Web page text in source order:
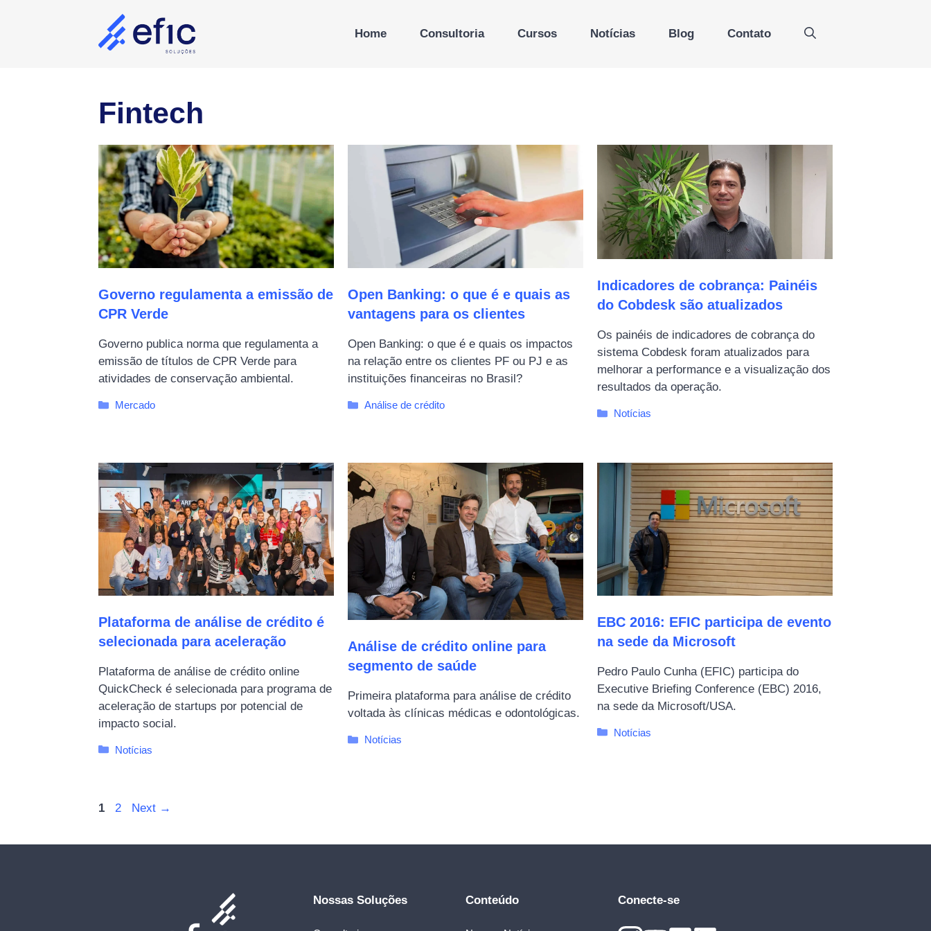
Home Consultoria Cursos Notícias Blog Contato
Fintech
Governo regulamenta a emissão de
CPR Verde
Governo publica norma que regulamenta a
emissão de títulos de CPR Verde para
atividades de conservação ambiental.
Categorias
Mercado
Open Banking: o que é e quais as
vantagens para os clientes
Open Banking: o que é e quais os impactos
na relação entre os clientes PF ou PJ e as
instituições financeiras no Brasil?
Categorias
Análise de crédito
Indicadores de cobrança: Painéis
do Cobdesk são atualizados
Os painéis de indicadores de cobrança do
sistema Cobdesk foram atualizados para
melhorar a performance e a visualização dos
resultados da operação.
Categorias
Notícias
Plataforma de análise de crédito é
selecionada para aceleração
Plataforma de análise de crédito online
QuickCheck é selecionada para programa de
aceleração de startups por potencial de
impacto social.
Categorias
Notícias
Análise de crédito online para
segmento de saúde
Primeira plataforma para análise de crédito
voltada às clínicas médicas e odontológicas.
Categorias
Notícias
EBC 2016: EFIC participa de evento
na sede da Microsoft
Pedro Paulo Cunha (EFIC) participa do
Executive Briefing Conference (EBC) 2016,
na sede da Microsoft/USA.
Categorias
Notícias
Page
1 Page
2 Next →
Nossas Soluções Conteúdo Conecte-se